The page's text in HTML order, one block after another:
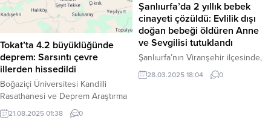
Tokat’ta 4.2 büyüklüğünde
deprem: Sarsıntı çevre
illerden hissedildi
Boğaziçi Üniversitesi Kandilli
Rasathanesi ve Deprem Araştırma
Enstitüsü (KRDAE), bu gece saat
01:24’te merkez üssü Tokat’ın
21.08.2025 01:38 0
Şanlıurfa’da 2 yıllık bebek
cinayeti çözüldü: Evlilik dışı
doğan bebeği öldüren Anne
ve Sevgilisi tutuklandı
Şanlıurfa’nın Viranşehir ilçesinde,
30 Mart 2023 tarihinde yol
kenarındaki bir menfezde bulunan
28.03.2025 18:04 0